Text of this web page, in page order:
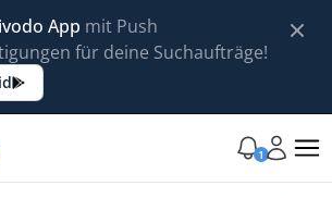
App mit Push
für deine Suchaufträge!
1